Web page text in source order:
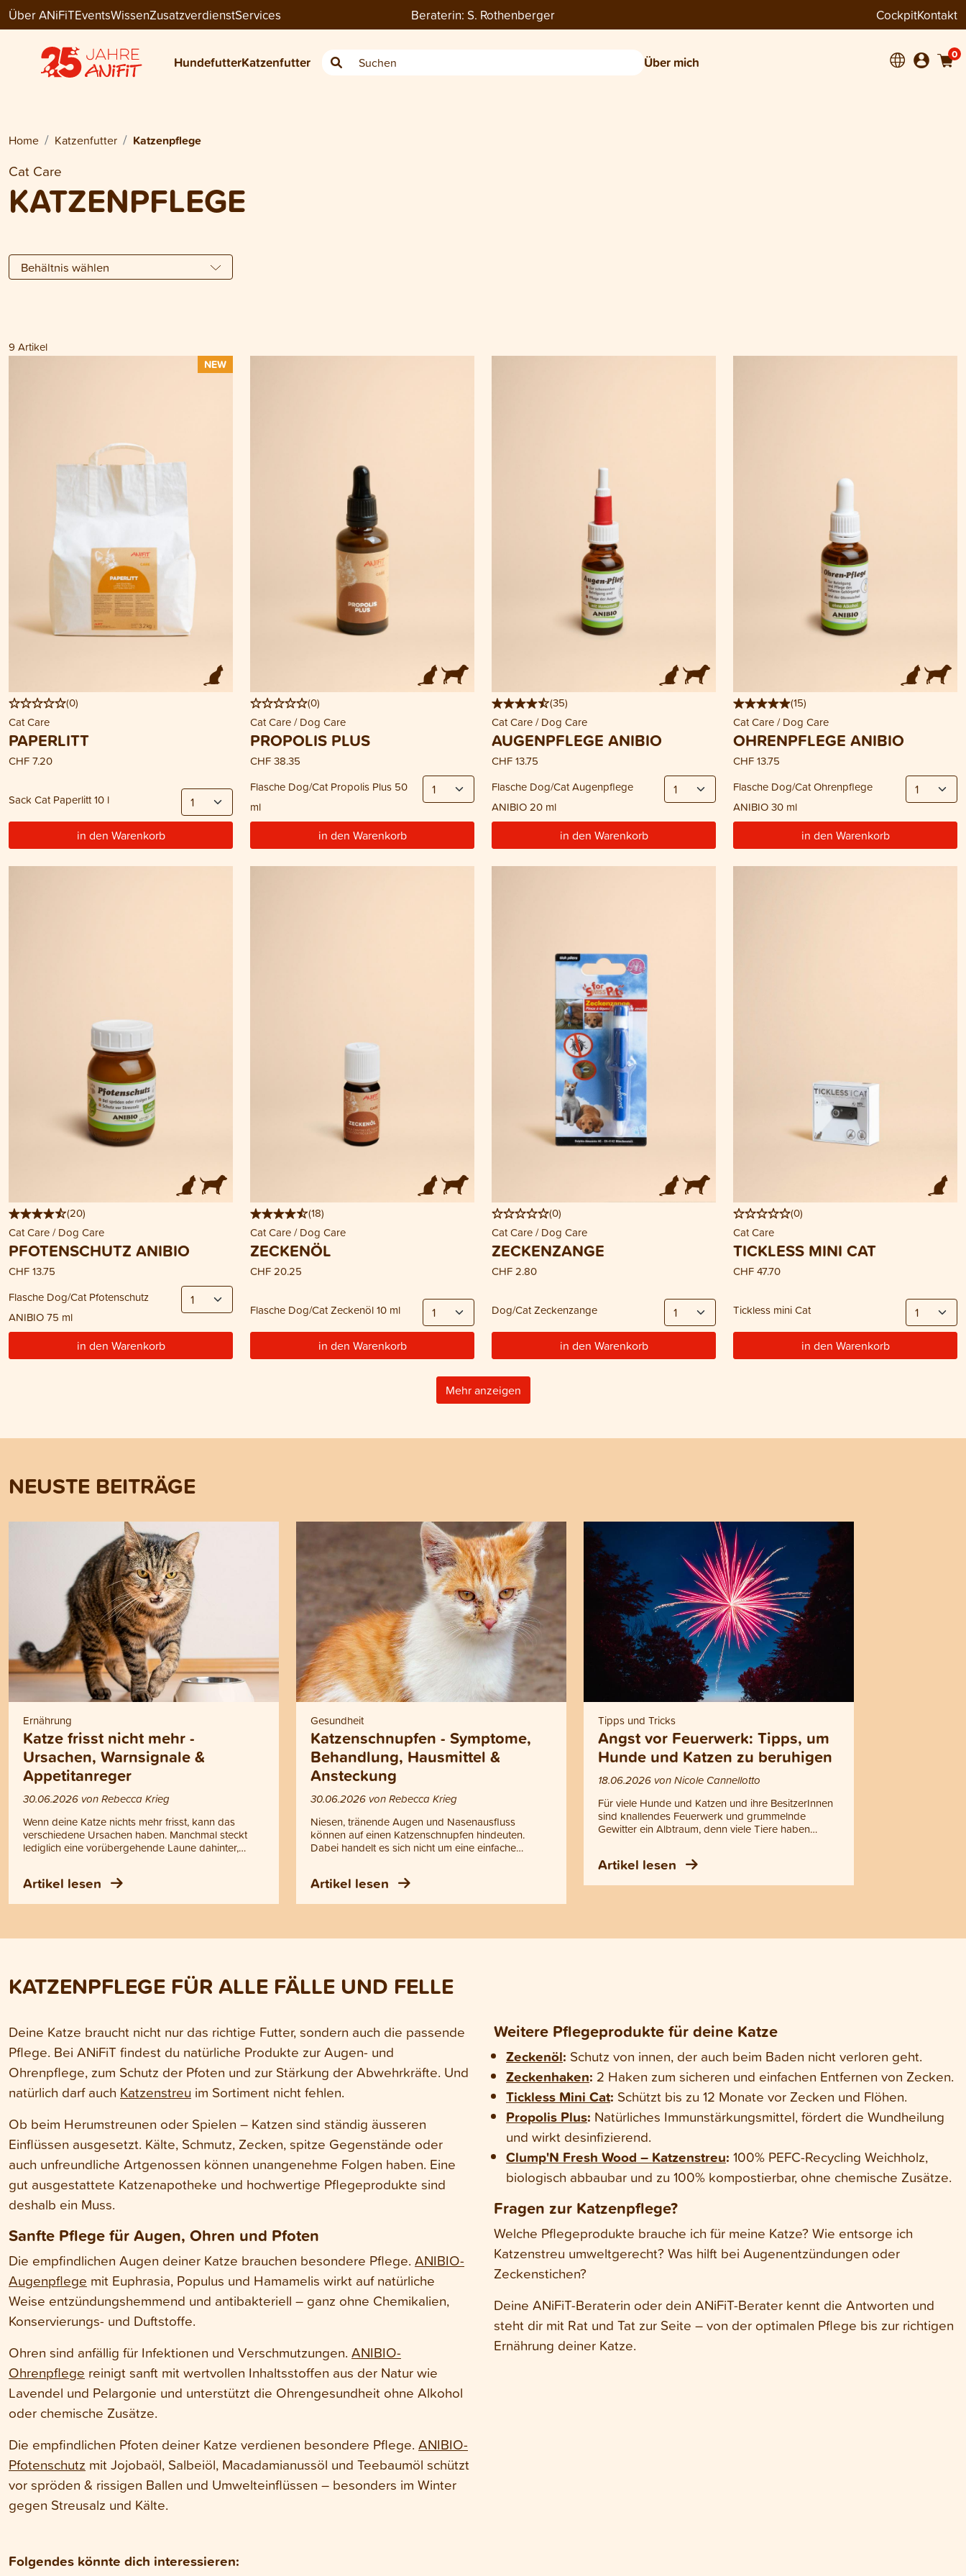
Über ANiFiTEventsWissenZusatzverdienstServices Beraterin: S. Rothenberger CockpitKontakt
HundefutterKatzenfutter Über mich 0
Home Katzenfutter Katzenpflege
Cat Care
KATZENPFLEGE
Behältnis wählen
9 Artikel
NEW
(0)
Cat Care
PAPERLITT
CHF 7.20
Sack Cat Paperlitt 10 l
in den Warenkorb
(0)
Cat Care / Dog Care
PROPOLIS PLUS
CHF 38.35
Flasche Dog/Cat Propolis Plus 50
ml
in den Warenkorb
(35)
Cat Care / Dog Care
AUGENPFLEGE ANIBIO
CHF 13.75
Flasche Dog/Cat Augenpflege
ANIBIO 20 ml
in den Warenkorb
(15)
Cat Care / Dog Care
OHRENPFLEGE ANIBIO
CHF 13.75
Flasche Dog/Cat Ohrenpflege
ANIBIO 30 ml
in den Warenkorb
(20)
Cat Care / Dog Care
PFOTENSCHUTZ ANIBIO
CHF 13.75
Flasche Dog/Cat Pfotenschutz
ANIBIO 75 ml
in den Warenkorb
(18)
Cat Care / Dog Care
ZECKENÖL
CHF 20.25
Flasche Dog/Cat Zeckenöl 10 ml
in den Warenkorb
(0)
Cat Care / Dog Care
ZECKENZANGE
CHF 2.80
Dog/Cat Zeckenzange
in den Warenkorb
(0)
Cat Care
TICKLESS MINI CAT
CHF 47.70
Tickless mini Cat
in den Warenkorb
Mehr anzeigen
NEUSTE BEITRÄGE
Ernährung
Katze frisst nicht mehr -
Ursachen, Warnsignale &
Appetitanreger
30.06.2026 von Rebecca Krieg
Wenn deine Katze nichts mehr frisst, kann das
verschiedene Ursachen haben. Manchmal steckt
lediglich eine vorübergehende Laune dahinter,
einfache Tricks oder ein Appetitanreger für Katzen
Artikel lesen
Gesundheit
Katzenschnupfen - Symptome,
Behandlung, Hausmittel &
Ansteckung
30.06.2026 von Rebecca Krieg
Niesen, tränende Augen und Nasenausfluss
können auf einen Katzenschnupfen hindeuten.
Dabei handelt es sich nicht um eine einfache
Katzenschnupfen kann vor allem für Kitten, ältere
Katze tierärztlich untersucht werden.
Artikel lesen
Tipps und Tricks
Angst vor Feuerwerk: Tipps, um
Hunde und Katzen zu beruhigen
18.06.2026 von Nicole Cannellotto
Für viele Hunde und Katzen und ihre BesitzerInnen
sind knallendes Feuerwerk und grummelnde
Gewitter ein Albtraum, denn viele Tiere haben
Katze an Silvester und am 1. August beruhigen
Artikel lesen
KATZENPFLEGE FÜR ALLE FÄLLE UND FELLE
Deine Katze braucht nicht nur das richtige Futter, sondern auch die passende
Pflege. Bei ANiFiT findest du natürliche Produkte zur Augen- und
Ohrenpflege, zum Schutz der Pfoten und zur Stärkung der Abwehrkräfte. Und
natürlich darf auch Katzenstreu im Sortiment nicht fehlen.
Ob beim Herumstreunen oder Spielen – Katzen sind ständig äusseren
Einflüssen ausgesetzt. Kälte, Schmutz, Zecken, spitze Gegenstände oder
auch unfreundliche Artgenossen können unangenehme Folgen haben. Eine
gut ausgestattete Katzenapotheke und hochwertige Pflegeprodukte sind
deshalb ein Muss.
Sanfte Pflege für Augen, Ohren und Pfoten
Die empfindlichen Augen deiner Katze brauchen besondere Pflege. ANIBIO-
Augenpflege mit Euphrasia, Populus und Hamamelis wirkt auf natürliche
Weise entzündungshemmend und antibakteriell – ganz ohne Chemikalien,
Konservierungs- und Duftstoffe.
Ohren sind anfällig für Infektionen und Verschmutzungen. ANIBIO-
Ohrenpflege reinigt sanft mit wertvollen Inhaltsstoffen aus der Natur wie
Lavendel und Pelargonie und unterstützt die Ohrengesundheit ohne Alkohol
oder chemische Zusätze.
Die empfindlichen Pfoten deiner Katze verdienen besondere Pflege. ANIBIO-
Pfotenschutz mit Jojobaöl, Salbeiöl, Macadamianussöl und Teebaumöl schützt
vor spröden & rissigen Ballen und Umwelteinflüssen – besonders im Winter
gegen Streusalz und Kälte.
Weitere Pflegeprodukte für deine Katze
Zeckenöl: Schutz von innen, der auch beim Baden nicht verloren geht.
Zeckenhaken: 2 Haken zum sicheren und einfachen Entfernen von Zecken.
Tickless Mini Cat: Schützt bis zu 12 Monate vor Zecken und Flöhen.
Propolis Plus: Natürliches Immunstärkungsmittel, fördert die Wundheilung
und wirkt desinfizierend.
Clump'N Fresh Wood – Katzenstreu: 100% PEFC-Recycling Weichholz,
biologisch abbaubar und zu 100% kompostierbar, ohne chemische Zusätze.
Fragen zur Katzenpflege?
Welche Pflegeprodukte brauche ich für meine Katze? Wie entsorge ich
Katzenstreu umweltgerecht? Was hilft bei Augenentzündungen oder
Zeckenstichen?
Deine ANiFiT-Beraterin oder dein ANiFiT-Berater kennt die Antworten und
steht dir mit Rat und Tat zur Seite – von der optimalen Pflege bis zur richtigen
Ernährung deiner Katze.
Folgendes könnte dich interessieren: